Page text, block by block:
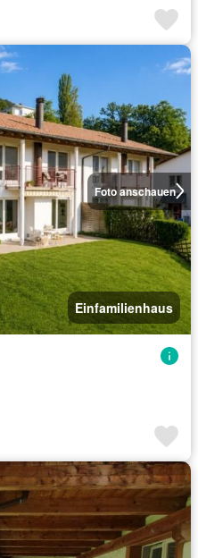
Foto anschauen
Einfamilienhaus